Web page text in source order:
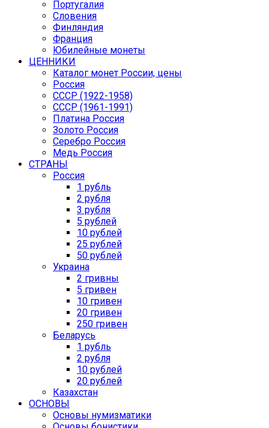
Португалия
Словения
Финляндия
Франция
Юбилейные монеты
ЦЕННИКИ
Каталог монет России, цены
Россия
СССР (1922-1958)
CCCР (1961-1991)
Платина Россия
Золото Россия
Серебро Россия
Медь Россия
СТРАНЫ
Россия
1 рубль
2 рубля
3 рубля
5 рублей
10 рублей
25 рублей
50 рублей
Украина
2 гривны
5 гривен
10 гривен
20 гривен
250 гривен
Беларусь
1 рубль
2 рубля
10 рублей
20 рублей
Казахстан
ОСНОВЫ
Основы нумизматики